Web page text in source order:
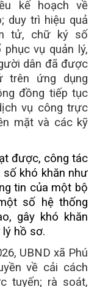
kế hoạch về
duy trì hiệu quả
tử, chữ ký số
vụ quản lý,
dân đã được
trên ứng dụng
đồng tiếp tục
vụ công trực
mặt và các kỹ
được, công tác
khó khăn như
tin của một bộ
số hệ thống
gây khó khăn
hồ sơ.
UBND xã Phú
về cải cách
tuyến; rà soát,